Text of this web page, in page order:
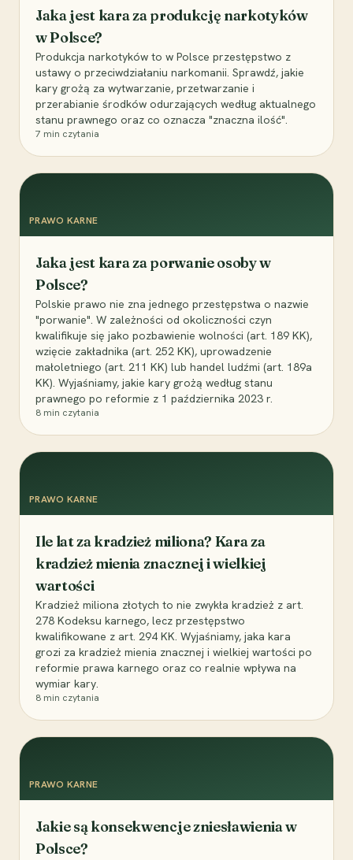
Jaka jest kara za produkcję narkotyków
w Polsce?
Produkcja narkotyków to w Polsce przestępstwo z
ustawy o przeciwdziałaniu narkomanii. Sprawdź, jakie
kary grożą za wytwarzanie, przetwarzanie i
przerabianie środków odurzających według aktualnego
stanu prawnego oraz co oznacza "znaczna ilość".
7 min czytania
PRAWO KARNE
Jaka jest kara za porwanie osoby w
Polsce?
Polskie prawo nie zna jednego przestępstwa o nazwie
"porwanie". W zależności od okoliczności czyn
kwalifikuje się jako pozbawienie wolności (art. 189 KK),
wzięcie zakładnika (art. 252 KK), uprowadzenie
małoletniego (art. 211 KK) lub handel ludźmi (art. 189a
KK). Wyjaśniamy, jakie kary grożą według stanu
prawnego po reformie z 1 października 2023 r.
8 min czytania
PRAWO KARNE
Ile lat za kradzież miliona? Kara za
kradzież mienia znacznej i wielkiej
wartości
Kradzież miliona złotych to nie zwykła kradzież z art.
278 Kodeksu karnego, lecz przestępstwo
kwalifikowane z art. 294 KK. Wyjaśniamy, jaka kara
grozi za kradzież mienia znacznej i wielkiej wartości po
reformie prawa karnego oraz co realnie wpływa na
wymiar kary.
8 min czytania
PRAWO KARNE
Jakie są konsekwencje zniesławienia w
Polsce?